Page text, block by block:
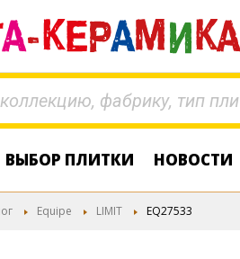
ВЫБОР ПЛИТКИ НОВОСТИ
Equipe LIMIT EQ27533